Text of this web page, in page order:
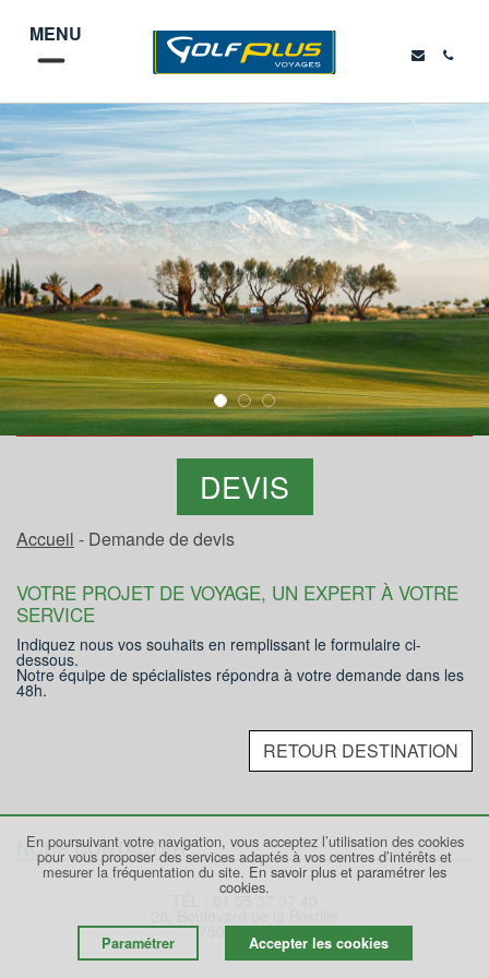
MENU
DEVIS
Accueil - Demande de devis
VOTRE PROJET DE VOYAGE, UN EXPERT À VOTRE
SERVICE
Indiquez nous vos souhaits en remplissant le formulaire ci-
dessous.
Notre équipe de spécialistes répondra à votre demande dans les
48h.
RETOUR DESTINATION
NOUS CONTACTER
75012 PARIS
En poursuivant votre navigation, vous acceptez l’utilisation des cookies
pour vous proposer des services adaptés à vos centres d’intérêts et
mesurer la fréquentation du site. En savoir plus et paramétrer les
cookies.
Paramétrer Accepter les cookies